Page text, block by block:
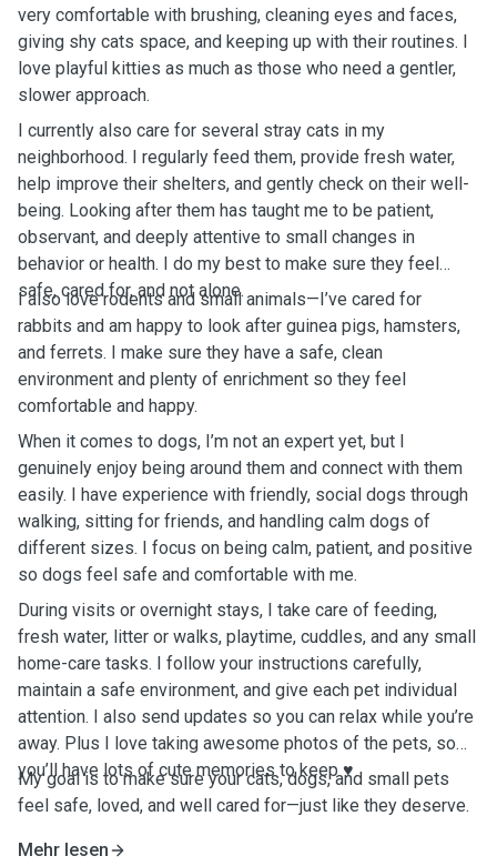
very comfortable with brushing, cleaning eyes and faces,
giving shy cats space, and keeping up with their routines. I
love playful kitties as much as those who need a gentler,
slower approach.
I currently also care for several stray cats in my
neighborhood. I regularly feed them, provide fresh water,
help improve their shelters, and gently check on their well-
being. Looking after them has taught me to be patient,
observant, and deeply attentive to small changes in
behavior or health. I do my best to make sure they feel
safe, cared for, and not alone.
I also love rodents and small animals—I’ve cared for
rabbits and am happy to look after guinea pigs, hamsters,
and ferrets. I make sure they have a safe, clean
environment and plenty of enrichment so they feel
comfortable and happy.
When it comes to dogs, I’m not an expert yet, but I
genuinely enjoy being around them and connect with them
easily. I have experience with friendly, social dogs through
walking, sitting for friends, and handling calm dogs of
different sizes. I focus on being calm, patient, and positive
so dogs feel safe and comfortable with me.
During visits or overnight stays, I take care of feeding,
fresh water, litter or walks, playtime, cuddles, and any small
home-care tasks. I follow your instructions carefully,
maintain a safe environment, and give each pet individual
attention. I also send updates so you can relax while you’re
away. Plus I love taking awesome photos of the pets, so
you’ll have lots of cute memories to keep ♥️
My goal is to make sure your cats, dogs, and small pets
feel safe, loved, and well cared for—just like they deserve.
Mehr lesen